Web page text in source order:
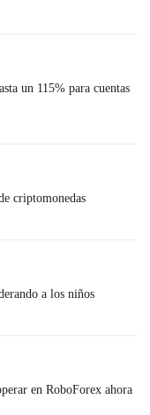
un 115% para cuentas
criptomonedas
a los niños
en RoboForex ahora